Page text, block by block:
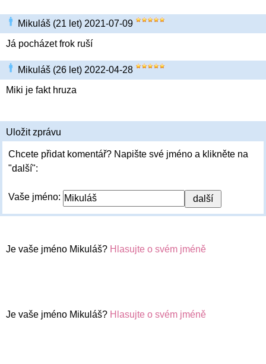
Mikuláš (21 let) 2021-07-09
Já pocházet frok ruší
Mikuláš (26 let) 2022-04-28
Miki je fakt hruza
Uložit zprávu
Chcete přidat komentář? Napište své jméno a klikněte na
"další":
Vaše jméno:
Je vaše jméno Mikuláš? Hlasujte o svém jméně
Je vaše jméno Mikuláš? Hlasujte o svém jméně